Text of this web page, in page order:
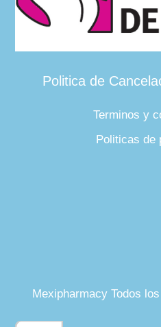
Politica de
Terminos y
Politicas de
Mexipharmacy Todos